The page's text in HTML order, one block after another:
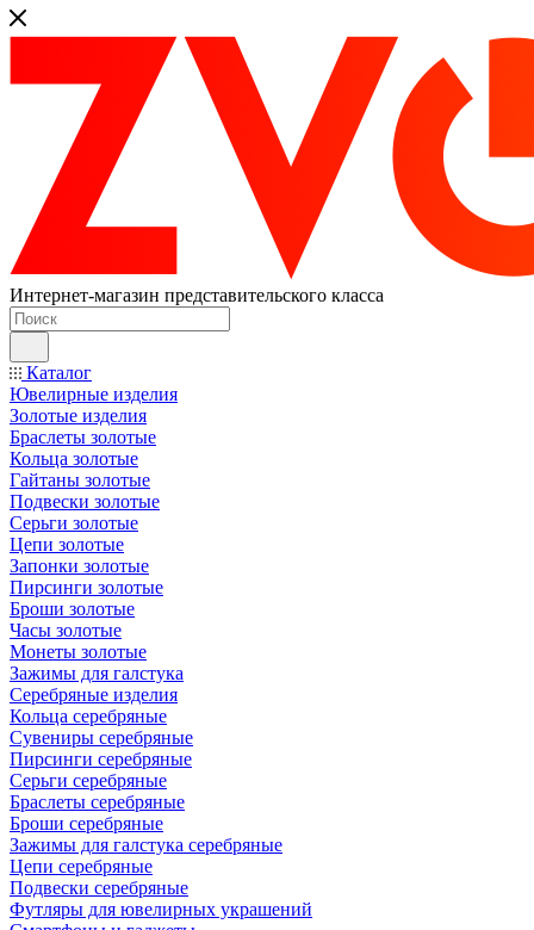
Интернет-магазин представительского класса
Каталог
Ювелирные изделия
Золотые изделия
Браслеты золотые
Кольца золотые
Гайтаны золотые
Подвески золотые
Серьги золотые
Цепи золотые
Запонки золотые
Пирсинги золотые
Броши золотые
Часы золотые
Монеты золотые
Зажимы для галстука
Серебряные изделия
Кольца серебряные
Сувениры серебряные
Пирсинги серебряные
Серьги серебряные
Браслеты серебряные
Броши серебряные
Зажимы для галстука серебряные
Цепи серебряные
Подвески серебряные
Футляры для ювелирных украшений